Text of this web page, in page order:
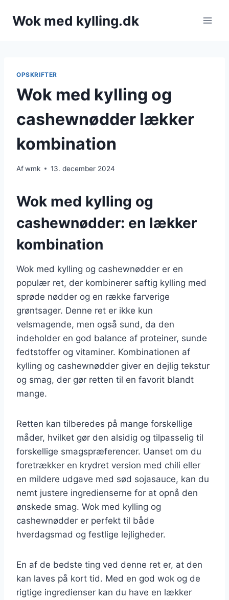
Wok med kylling.dk
OPSKRIFTER
Wok med kylling og
cashewnødder lækker
kombination
Afwmk 13. december 2024
Wok med kylling og
cashewnødder: en lækker
kombination
Wok med kylling og cashewnødder er en
populær ret, der kombinerer saftig kylling med
sprøde nødder og en række farverige
grøntsager. Denne ret er ikke kun
velsmagende, men også sund, da den
indeholder en god balance af proteiner, sunde
fedtstoffer og vitaminer. Kombinationen af
kylling og cashewnødder giver en dejlig tekstur
og smag, der gør retten til en favorit blandt
mange.
Retten kan tilberedes på mange forskellige
måder, hvilket gør den alsidig og tilpasselig til
forskellige smagspræferencer. Uanset om du
foretrækker en krydret version med chili eller
en mildere udgave med sød sojasauce, kan du
nemt justere ingredienserne for at opnå den
ønskede smag. Wok med kylling og
cashewnødder er perfekt til både
hverdagsmad og festlige lejligheder.
En af de bedste ting ved denne ret er, at den
kan laves på kort tid. Med en god wok og de
rigtige ingredienser kan du have en lækker